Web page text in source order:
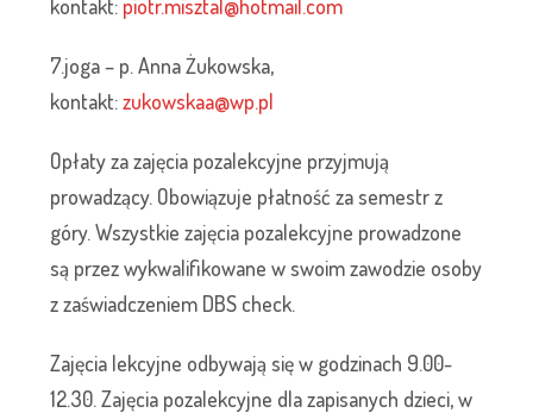
kontakt: piotr.misztal@hotmail.com
7.joga – p. Anna Żukowska,
kontakt:zukowskaa@wp.pl
Opłaty za zajęcia pozalekcyjne przyjmują
prowadzący. Obowiązuje płatność za semestr z
góry. Wszystkie zajęcia pozalekcyjne prowadzone
są przez wykwalifikowane w swoim zawodzie osoby
z zaświadczeniem DBS check.
Zajęcia lekcyjne odbywają się w godzinach 9.00-
12.30. Zajęcia pozalekcyjne dla zapisanych dzieci, w